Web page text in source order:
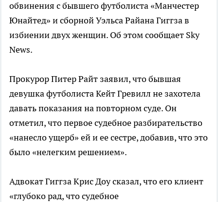
обвинения с бывшего футболиста «Манчестер
Юнайтед» и сборной Уэльса Райана Гиггза в
избиении двух женщин. Об этом сообщает Sky
News.
Прокурор Питер Райт заявил, что бывшая
девушка футболиста Кейт Гревилл не захотела
давать показания на повторном суде. Он
отметил, что первое судебное разбирательство
«нанесло ущерб» ей и ее сестре, добавив, что это
было «нелегким решением».
Адвокат Гиггза Крис Доу сказал, что его клиент
«глубоко рад, что судебное